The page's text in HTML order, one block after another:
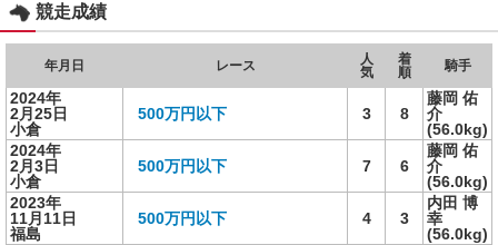
競走成績
年月日 レース
人
気
着
順
騎手
2024年
2月25日
小倉
500万円以下 3 8
藤岡 佑
介
(56.0kg)
2024年
2月3日
小倉
500万円以下 7 6
藤岡 佑
介
(56.0kg)
2023年
11月11日
福島
500万円以下 4 3
内田 博
幸
(56.0kg)